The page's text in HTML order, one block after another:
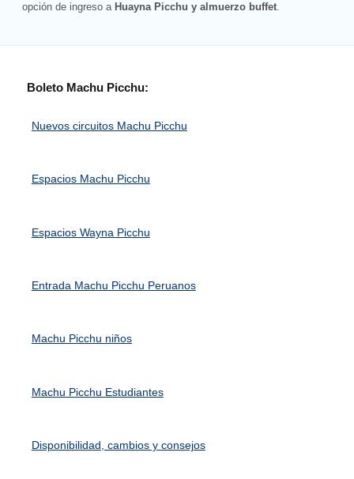
opción de ingreso a Huayna Picchu y almuerzo buffet.
Boleto Machu Picchu:
Nuevos circuitos Machu Picchu
Espacios Machu Picchu
Espacios Wayna Picchu
Entrada Machu Picchu Peruanos
Machu Picchu niños
Machu Picchu Estudiantes
Disponibilidad, cambios y consejos